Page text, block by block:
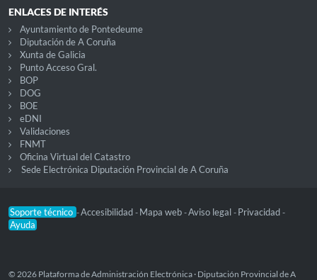
ENLACES DE INTERÉS
Ayuntamiento de Pontedeume
Diputación de A Coruña
Xunta de Galicia
Punto Acceso Gral.
BOP
DOG
BOE
eDNI
Validaciones
FNMT
Oficina Virtual del Catastro
Sede Electrónica Diputación Provincial de A Coruña
Soporte técnico -Accesibilidad - Mapa web -Aviso legal - Privacidad -
Ayuda
© 2026 Plataforma de Administración Electrónica · Diputación Provincial de A